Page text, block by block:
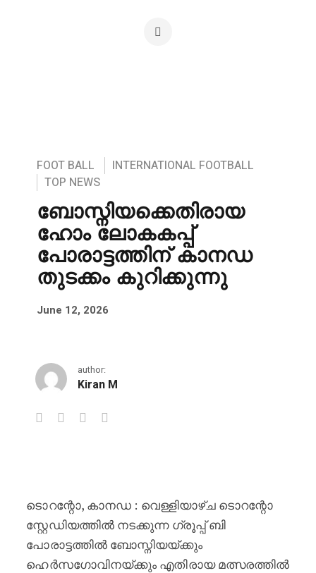
FOOT BALL
INTERNATIONAL FOOTBALL
TOP NEWS
ബോസ്നിയക്കെതിരായ
ഹോം ലോകകപ്പ്
പോരാട്ടത്തിന് കാനഡ
തുടക്കം കുറിക്കുന്നു
June 12, 2026
author:
Kiran M
ടൊറന്റോ, കാനഡ : വെള്ളിയാഴ്ച ടൊറന്റോ
സ്റ്റേഡിയത്തിൽ നടക്കുന്ന ഗ്രൂപ്പ് ബി
പോരാട്ടത്തിൽ ബോസ്നിയയ്ക്കും
ഹെർസഗോവിനയ്ക്കും എതിരായ മത്സരത്തിൽ